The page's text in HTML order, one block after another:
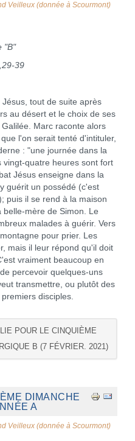
Veilleux (donnée à Scourmont)
"B"
39
tout de suite après
au désert et le choix de ses
Marc raconte alors
l'on serait tenté d'intituler,
: "une journée dans la
vingt-quatre heures sont fort
Jésus enseigne dans la
guérit un possédé (c'est
puis il se rend à la maison
belle-mère de Simon. Le
malades à guérir. Vers
pour prier. Les
mais il leur répond qu'il doit
vraiment beaucoup en
percevoir quelques-uns
transmettre, ou plutôt des
disciples.
POUR LE CINQUIÈME
B (7 FÉVRIER. 2021)
DIMANCHE
A
Veilleux (donnée à Scourmont)